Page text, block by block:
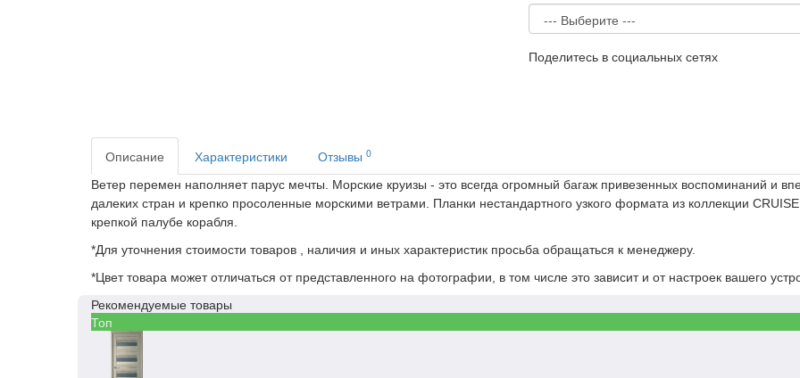
Поделитесь в социальных сетях
Описание
Характеристики Отзывы 0
Ветер перемен наполняет парус мечты. Морские круизы - это всегда огромный багаж привезенных воспоминаний и
далеких стран и крепко просоленные морскими ветрами. Планки нестандартного узкого формата из коллекции
крепкой палубе корабля.
*Для уточнения стоимости товаров , наличия и иных характеристик просьба обращаться к менеджеру.
*Цвет товара может отличаться от представленного на фотографии, в том числе это зависит и от настроек вашего
Рекомендуемые товары
Топ